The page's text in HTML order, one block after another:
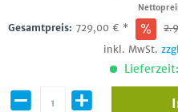
Gesamtpreis: 729,00 € *
inkl. MwSt.